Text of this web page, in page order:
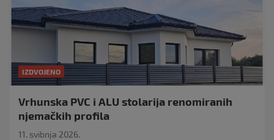
IZDVOJENO
Vrhunska PVC i ALU stolarija renomiranih
njemačkih profila
11. svibnja 2026.